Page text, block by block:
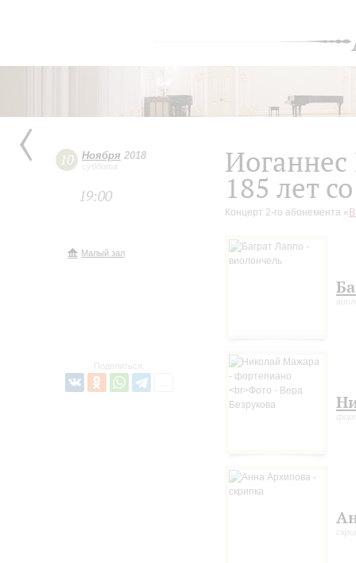
10 Ноября 2018
суббота
19:00
Малый зал
Поделиться:
185 лет
Концерт 2-го абонемента «